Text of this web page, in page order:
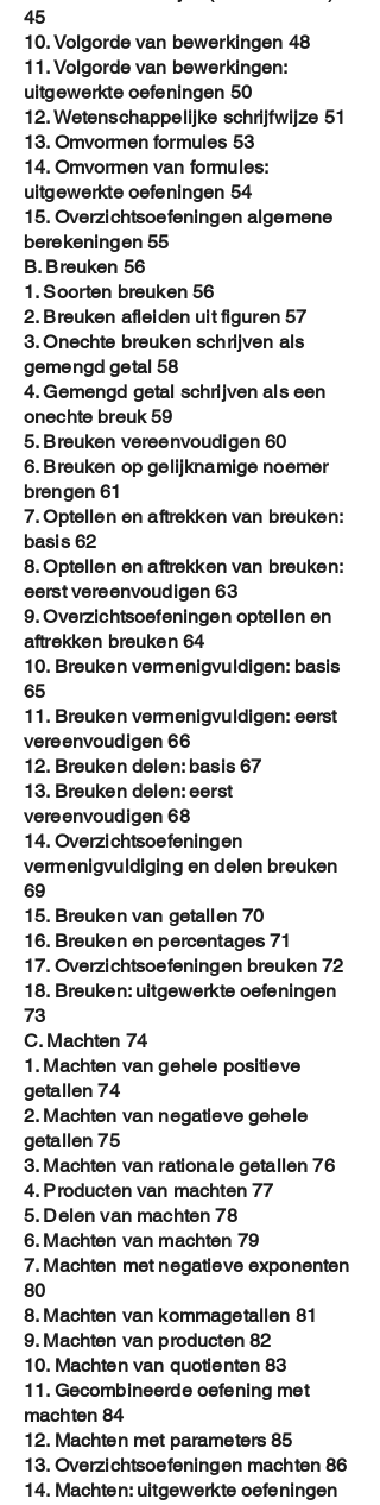
45
10. Volgorde van bewerkingen 48
11. Volgorde van bewerkingen:
uitgewerkte oefeningen 50
12. Wetenschappelijke schrijfwijze 51
13. Omvormen formules 53
14. Omvormen van formules:
uitgewerkte oefeningen 54
15. Overzichtsoefeningen algemene
berekeningen 55
B. Breuken 56
1. Soorten breuken 56
2. Breuken afleiden uit figuren 57
3. Onechte breuken schrijven als
gemengd getal 58
4. Gemengd getal schrijven als een
onechte breuk 59
5. Breuken vereenvoudigen 60
6. Breuken op gelijknamige noemer
brengen 61
7. Optellen en aftrekken van breuken:
basis 62
8. Optellen en aftrekken van breuken:
eerst vereenvoudigen 63
9. Overzichtsoefeningen optellen en
aftrekken breuken 64
10. Breuken vermenigvuldigen: basis
65
11. Breuken vermenigvuldigen: eerst
vereenvoudigen 66
12. Breuken delen: basis 67
13. Breuken delen: eerst
vereenvoudigen 68
14. Overzichtsoefeningen
vermenigvuldiging en delen breuken
69
15. Breuken van getallen 70
16. Breuken en percentages 71
17. Overzichtsoefeningen breuken 72
18. Breuken: uitgewerkte oefeningen
73
C. Machten 74
1. Machten van gehele positieve
getallen 74
2. Machten van negatieve gehele
getallen 75
3. Machten van rationale getallen 76
4. Producten van machten 77
5. Delen van machten 78
6. Machten van machten 79
7. Machten met negatieve exponenten
80
8. Machten van kommagetallen 81
9. Machten van producten 82
10. Machten van quotienten 83
11. Gecombineerde oefening met
machten 84
12. Machten met parameters 85
13. Overzichtsoefeningen machten 86
14. Machten: uitgewerkte oefeningen